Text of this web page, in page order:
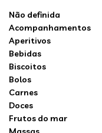
Não definida
Acompanhamentos
Aperitivos
Bebidas
Biscoitos
Bolos
Carnes
Doces
Frutos do mar